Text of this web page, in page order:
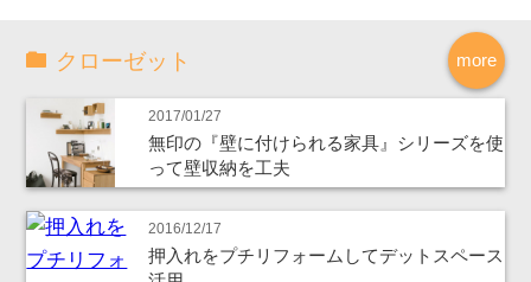
more
クローゼット
2017/01/27
無印の『壁に付けられる家具』シリーズを使
って壁収納を工夫
2016/12/17
押入れをプチリフォームしてデットスペース